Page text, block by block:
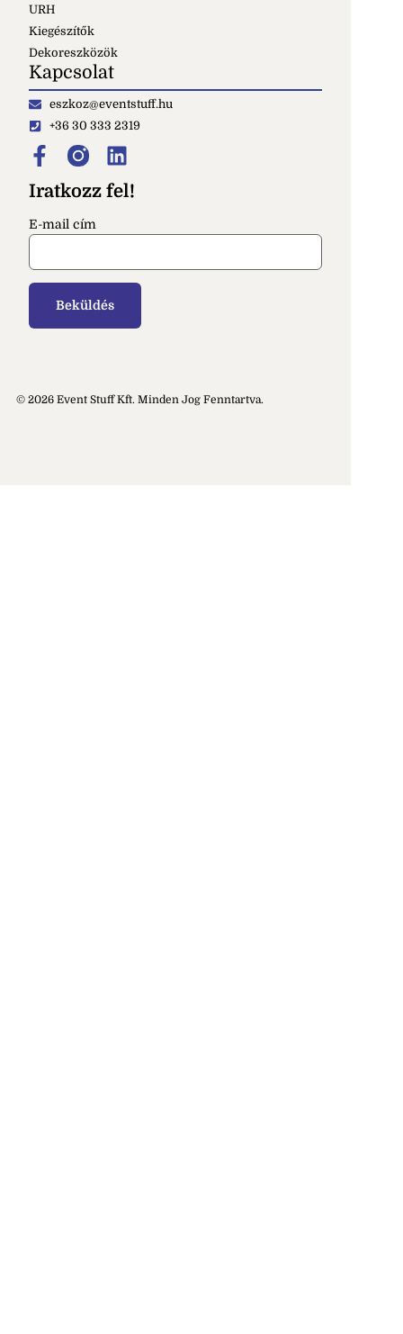
URH
Kiegészítők
Dekoreszközök
Kapcsolat
eszkoz@eventstuff.hu
+36 30 333 2319
Iratkozz fel!
E-mail cím
© 2026 Event Stuff Kft. Minden Jog Fenntartva.